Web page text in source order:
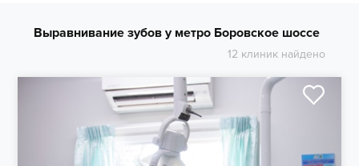
Выравнивание зубов у метро Боровское шоссе
12 клиник найдено